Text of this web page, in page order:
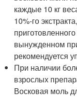
каждые 10 кг
10%-го
вынужденном
рекомендуется
При наличии
взрослых
Восковая моль